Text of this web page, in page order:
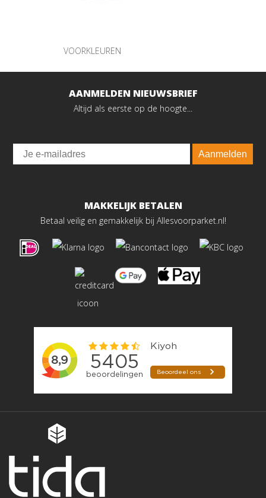
VOORKLEUREN
AANMELDEN NIEUWSBRIEF
Altijd als eerste op de hoogte...
Email
Aanmelden
MAKKELIJK BETALEN
Betaal veilig en gemakkelijk bij Allesvoorparket.nl!